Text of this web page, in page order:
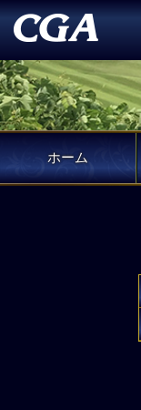
ホーム